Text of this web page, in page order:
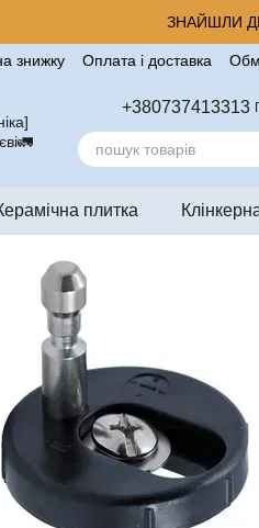
ЗНАЙШЛИ
знижку Оплата і доставка
+380737413313
плитка